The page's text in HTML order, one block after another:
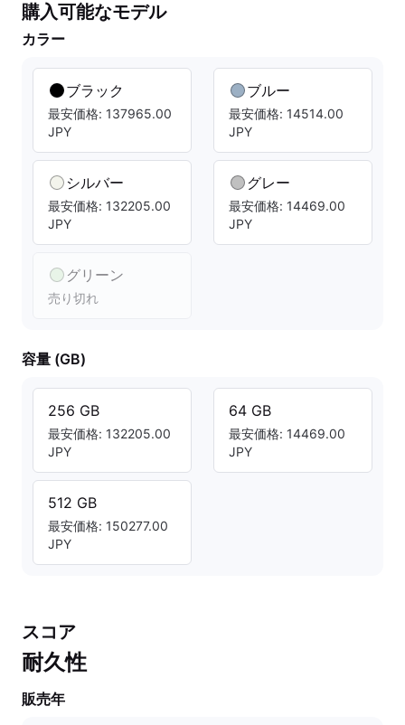
購入可能なモデル
カラー
ブラック
最安価格: 137965.00
JPY
シルバー
最安価格: 132205.00
JPY
グリーン
売り切れ
ブルー
最安価格: 14514.00
JPY
グレー
最安価格: 14469.00
JPY
容量 (GB)
256 GB
最安価格: 132205.00
JPY
512 GB
最安価格: 150277.00
JPY
64 GB
最安価格: 14469.00
JPY
スコア
耐久性
販売年